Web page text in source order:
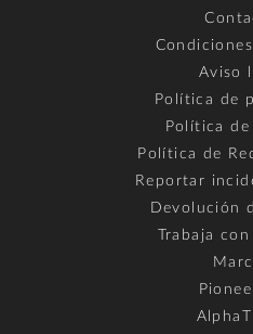
Aviso
Política de
Política de
Política de
Reportar
Devolución
Trabaja